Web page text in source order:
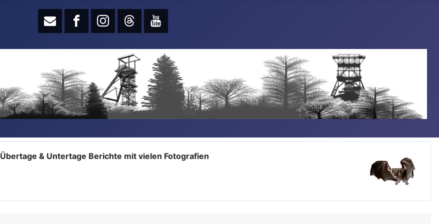
Übertage & Untertage Berichte mit vielen Fotografien